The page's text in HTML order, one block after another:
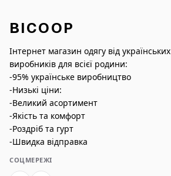
BICOOP
Інтернет магазин одягу від українських
виробників для всієї родини:
-95% українське виробництво
-Низькі ціни:
-Великий асортимент
-Якість та комфорт
-Роздріб та гурт
-Швидка відправка
СОЦМЕРЕЖІ